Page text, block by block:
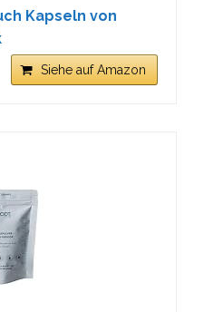
Kapseln von
Siehe auf Amazon